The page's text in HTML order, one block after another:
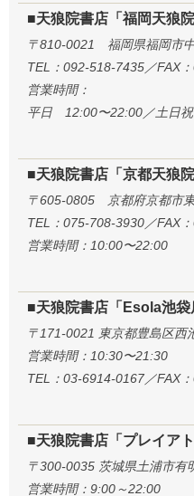
■天狼院書店「福岡天狼院
〒810-0021 福岡県福岡市
TEL：092-518-7435／FAX
営業時間：
平日 12:00〜22:00／土日
■天狼院書店「京都天狼院
〒605-0805 京都府京都市
TEL：075-708-3930／FAX
営業時間：10:00〜22:00
■天狼院書店「Esola池袋
〒171-0021 東京都豊島区西
営業時間：10:30〜21:30
TEL：03-6914-0167／FAX
■天狼院書店「プレイアト
〒300-0035 茨城県土浦市有
営業時間：9:00～22:00